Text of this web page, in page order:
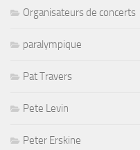
Organisateurs de concerts
paralympique
Pat Travers
Pete Levin
Peter Erskine